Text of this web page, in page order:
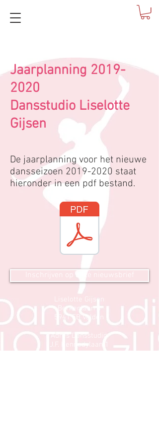
Jaarplanning 2019-
2020
Dansstudio Liselotte
Gijsen
De jaarplanning voor het nieuwe
dansseizoen 2019-2020 staat
hieronder in een pdf bestand.
Inschrijven op onze nieuwsbrief
Liselotte Gijsen
Berkenlaan 4
5941 EB Velden
Adres Dansstudio
J.F. Kennedylaan 1
Velden